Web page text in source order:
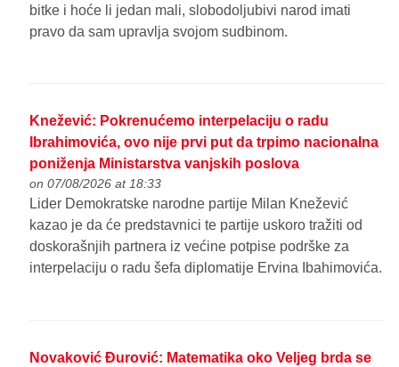
bitke i hoće li jedan mali, slobodoljubivi narod imati
pravo da sam upravlja svojom sudbinom.
Knežević: Pokrenućemo interpelaciju o radu
Ibrahimovića, ovo nije prvi put da trpimo nacionalna
poniženja Ministarstva vanjskih poslova
on 07/08/2026 at 18:33
Lider Demokratske narodne partije Milan Knežević
kazao je da će predstavnici te partije uskoro tražiti od
doskorašnjih partnera iz većine potpise podrške za
interpelaciju o radu šefa diplomatije Ervina Ibahimovića.
Novaković Đurović: Matematika oko Veljeg brda se